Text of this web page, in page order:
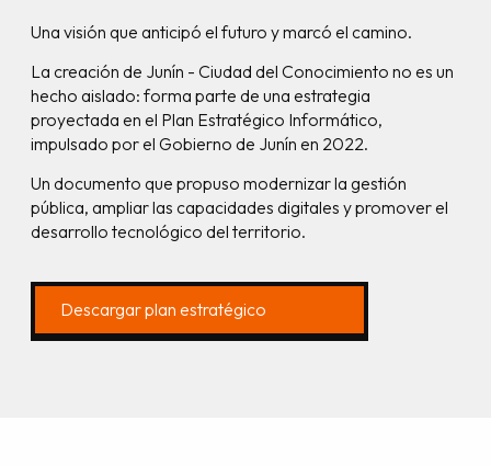
Una visión que anticipó el futuro y marcó el camino.
La creación de Junín - Ciudad del Conocimiento no es un
hecho aislado: forma parte de una estrategia
proyectada en el Plan Estratégico Informático,
impulsado por el Gobierno de Junín en 2022.
Un documento que propuso modernizar la gestión
pública, ampliar las capacidades digitales y promover el
desarrollo tecnológico del territorio.
Descargar plan estratégico